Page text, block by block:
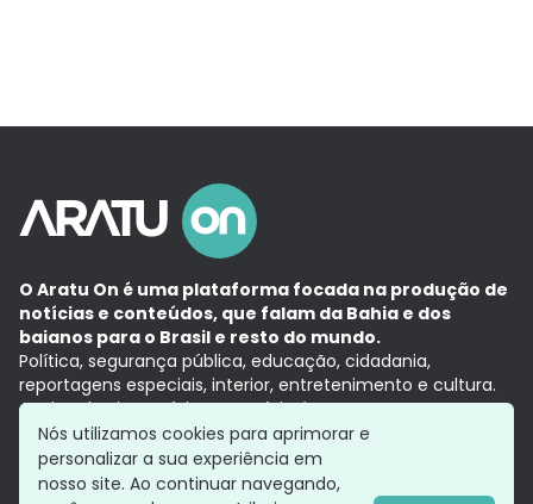
O Aratu On é uma plataforma focada na produção de
notícias e conteúdos, que falam da Bahia e dos
baianos para o Brasil e resto do mundo.
Política, segurança pública, educação, cidadania,
reportagens especiais, interior, entretenimento e cultura.
Aqui, tudo vira notícia e a notícia é no tempo presente,
com a credibilidade do Grupo Aratu.
Grupo Aratu
Política de privacidade
Nós utilizamos cookies para aprimorar e
personalizar a sua experiência em
nosso site. Ao continuar navegando,